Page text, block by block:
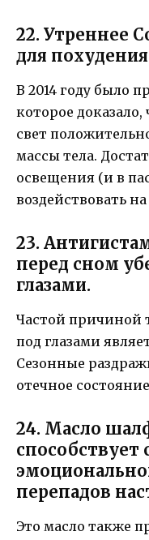
22. Утреннее
для
В 2014 году было
которое
свет
массы тела.
освещения (и в
воздействовать
23.
перед сном
глазами.
Частой причиной
под глазами
Сезонные
отечное
24. Масло
перепадов
Это масло также